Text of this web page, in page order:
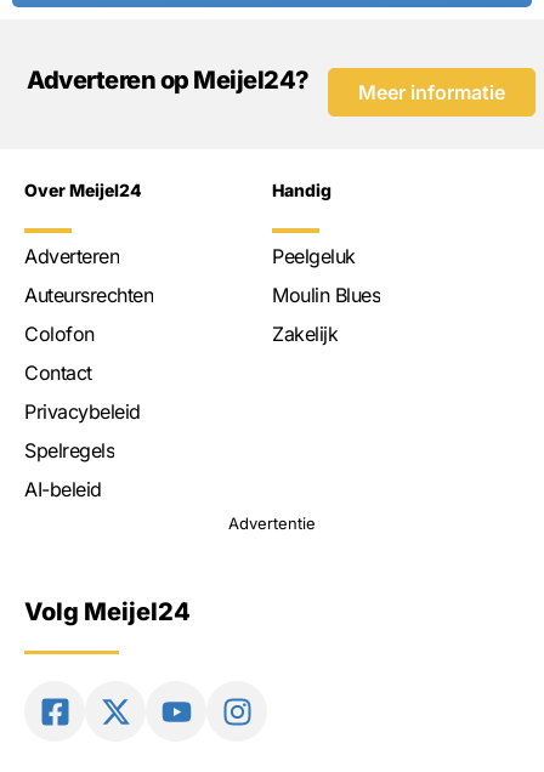
Adverteren op Meijel24? Meer informatie
Over Meijel24
Adverteren
Auteursrechten
Colofon
Contact
Privacybeleid
Spelregels
AI-beleid
Handig
Peelgeluk
Moulin Blues
Zakelijk
Advertentie
Volg Meijel24